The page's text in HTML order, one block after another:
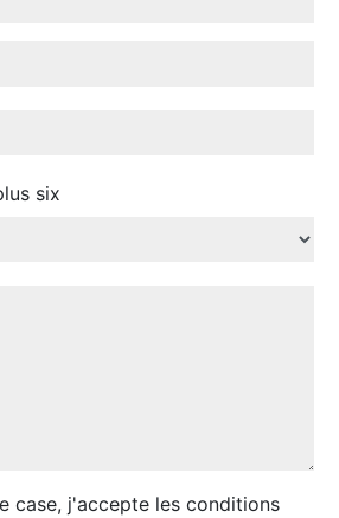
six
case, j'accepte les conditions